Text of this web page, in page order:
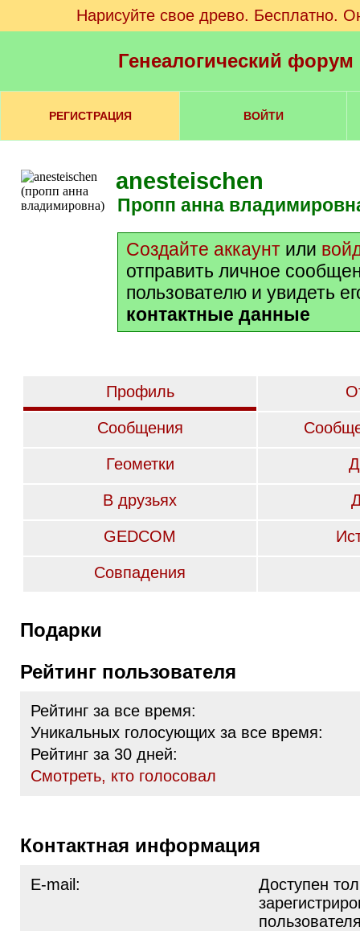
Нарисуйте свое древо. Бесплатно.
Генеалогический
РЕГИСТРАЦИЯ ВОЙТИ
anesteischen
пропп анна
Создайте аккаунт или
отправить личное
пользователю и увидеть
контактные данные
Профиль
Сообщения
Геометки
В друзьях
GEDCOM
Совпадения
Подарки
Рейтинг пользователя
Рейтинг за все время:
Уникальных голосующих за все время:
Рейтинг за 30 дней:
Cмотреть, кто голосовал
Контактная информация
E-mail:
Доступен